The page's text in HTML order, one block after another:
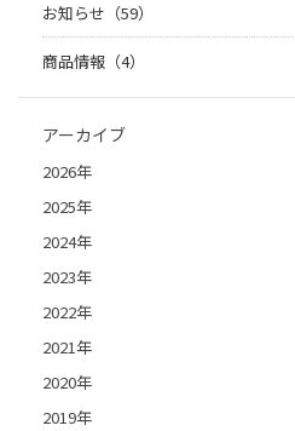
お知らせ（59）
商品情報（4）
アーカイブ
2026年
2025年
2024年
2023年
2022年
2021年
2020年
2019年